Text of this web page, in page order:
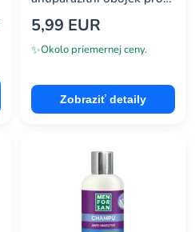
kočky, 33 cm
5,99 EUR
✨Okolo priemernej ceny.
Zobraziť detaily